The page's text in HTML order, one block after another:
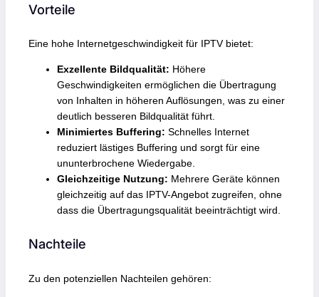
Vorteile
Eine hohe Internetgeschwindigkeit für IPTV bietet:
Exzellente Bildqualität: Höhere
Geschwindigkeiten ermöglichen die Übertragung
von Inhalten in höheren Auflösungen, was zu einer
deutlich besseren Bildqualität führt.
Minimiertes Buffering: Schnelles Internet
reduziert lästiges Buffering und sorgt für eine
ununterbrochene Wiedergabe.
Gleichzeitige Nutzung: Mehrere Geräte können
gleichzeitig auf das IPTV-Angebot zugreifen, ohne
dass die Übertragungsqualität beeinträchtigt wird.
Nachteile
Zu den potenziellen Nachteilen gehören: